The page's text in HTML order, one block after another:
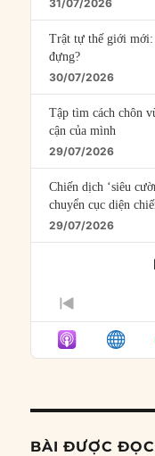
31/07/2026
Trật tự thế giới mới:
đựng?
30/07/2026
Tập tìm cách chôn
cận của mình
29/07/2026
Chiến dịch ‘siêu
chuyển cục diện
29/07/2026
PREVIOUS
EPISODE
BÀI ĐƯỢC